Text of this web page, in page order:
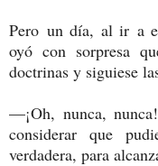
Pero un día, al ir a
oyó con sorpresa
doctrinas y siguiese
—¡Oh, nunca,
considerar que
verdadera, para